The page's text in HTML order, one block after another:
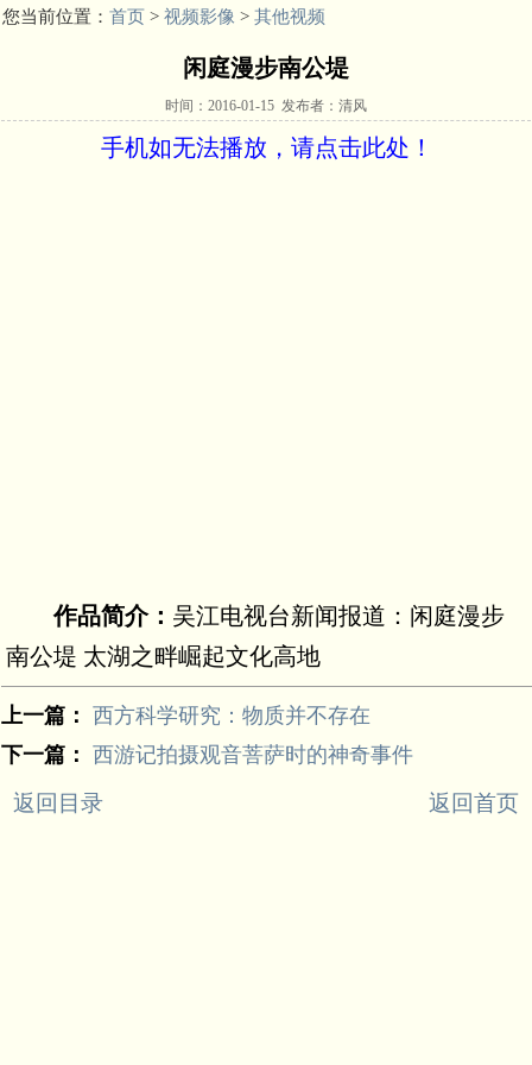
您当前位置： 首页 > 视频影像 > 其他视频
闲庭漫步南公堤
时间：2016-01-15 发布者：清风
手机如无法播放，请点击此处！
作品简介： 吴江电视台新闻报道：闲庭漫步
南公堤 太湖之畔崛起文化高地
上一篇： 西方科学研究：物质并不存在
下一篇： 西游记拍摄观音菩萨时的神奇事件
返回目录 返回首页